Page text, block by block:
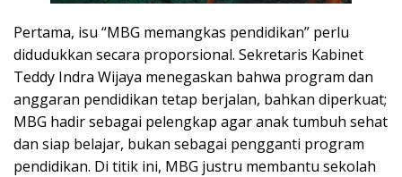
Pertama, isu “MBG memangkas pendidikan” perlu
didudukkan secara proporsional. Sekretaris Kabinet
Teddy Indra Wijaya menegaskan bahwa program dan
anggaran pendidikan tetap berjalan, bahkan diperkuat;
MBG hadir sebagai pelengkap agar anak tumbuh sehat
dan siap belajar, bukan sebagai pengganti program
pendidikan. Di titik ini, MBG justru membantu sekolah